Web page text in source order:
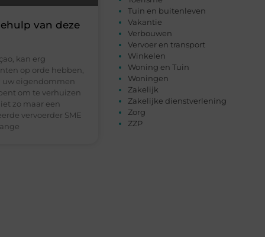
van deze
kan erg
op orde hebben,
uw eigendommen
om te verhuizen
zo maar een
vervoerder SME
Tuin en buitenleven
Vakantie
Verbouwen
Vervoer en transport
Winkelen
Woning en Tuin
Woningen
Zakelijk
Zakelijke dienstverlening
Zorg
ZZP